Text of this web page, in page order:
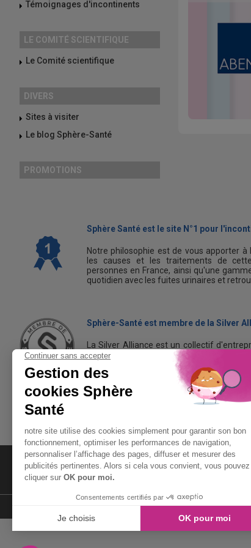
Témoignages d'incontinents
LE COMITÉ SCIENTIFIQUE
Le Comité scientifique
DIVERS
Sites à visiter
Le blog Sphère-Santé
PROMOTIONS
Sphère Santé est le site N°1 pour
Notre philosophie est de vous apporter
les causes et les traitements de
personnes en France, ainsi qu'une
quotidien avec les fuites urinaires et
Sphère-Santé est membre de la Silver
La Silver Alliance est un collectif
dans le bien vieillir à domicile.
Découvrez la Silver Alliance